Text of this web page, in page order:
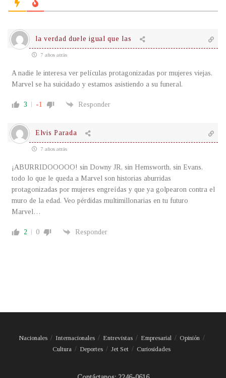
la verdad duele igual que las
7 años atrás
A nadie le interesa ver películas protagonizadas por mujeres viejas.
Marvel se ha suicidado y estamos asistiendo a su funeral.
3 -1 Responder
Elvis Parada
7 años atrás
¡ABURRIDOOOOO! sin Downy JR, sin Hemsworth, sin Evans,
todo lo que le queda a Marvel son historias aburridas
protagonizadas por mujeres engreídas y que ya golpearon contra el
muro de la edad. Veo pérdidas multimillonarias en tu futuro
Marvel…
2 0 Responder
Nacionales Internacionales Entrevistas Empresarial
Opinión
Cultura
Deportes Jet Set Curiosidades